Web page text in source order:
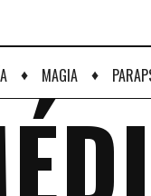
♦ MAGIA ♦